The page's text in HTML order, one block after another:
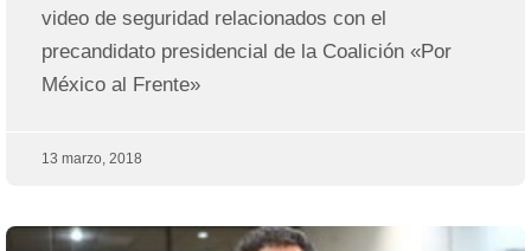
video de seguridad relacionados con el
precandidato presidencial de la Coalición «Por
México al Frente»
13 marzo, 2018